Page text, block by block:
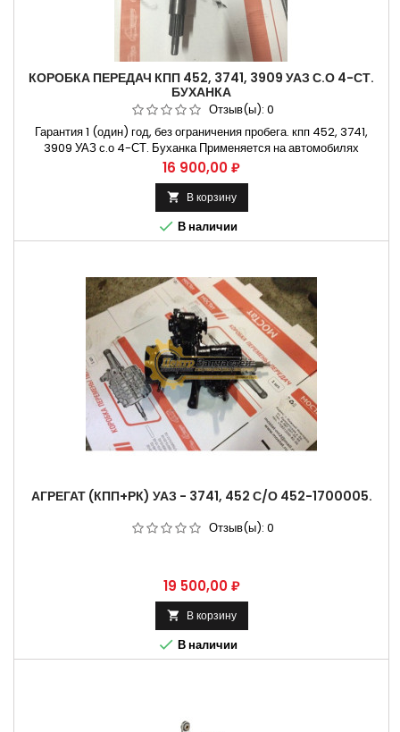
КОРОБКА ПЕРЕДАЧ КПП 452, 3741, 3909 УАЗ С.О 4-СТ.
БУХАНКА
Отзыв(ы): 0
Гарантия 1 (один) год, без ограничения пробега. кпп 452, 3741,
3909 УАЗ с.о 4-СТ. Буханка Применяется на автомобилях
УАЗ-3962. УАЗ-2206. УАЗ-3303. УАЗ-3741. Не требующая
установки на СТО. Способы оплаты Безналичный расчет, оплата
банковской картой
Цена
16 900,00 ₽
 В корзину
 В наличии
АГРЕГАТ (КПП+РК) УАЗ - 3741, 452 С/О 452-1700005.
Отзыв(ы): 0
Цена
19 500,00 ₽
 В корзину
 В наличии